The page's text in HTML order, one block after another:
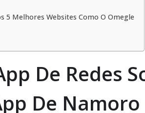
Melhores Websites Como O Omegle
De Redes
De Namoro